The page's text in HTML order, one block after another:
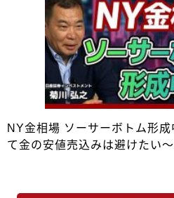
NY金相場 ソーサーボトム形
て金の安値売込みは避けたい～